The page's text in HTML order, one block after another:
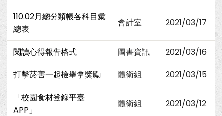
110.02月總分類帳各科目彙
總表
會計室 2021/03/17
閱讀心得報告格式 圖書資訊
2021/03/16
打擊菸害一起檢舉拿獎勵
體衛組
2021/03/15
「校園食材登錄平臺
APP」
體衛組 2021/03/12